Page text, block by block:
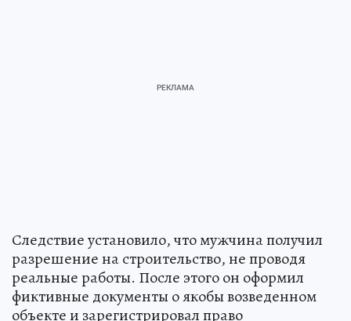
Следствие установило, что мужчина получил
разрешение на строительство, не проводя
реальные работы. После этого он оформил
фиктивные документы о якобы возведенном
объекте и зарегистрировал право